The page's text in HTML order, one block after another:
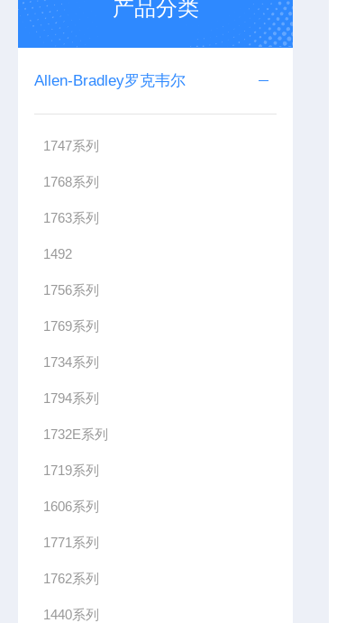
产品分类
Allen-Bradley罗克韦尔
1747系列
1768系列
1763系列
1492
1756系列
1769系列
1734系列
1794系列
1732E系列
1719系列
1606系列
1771系列
1762系列
1440系列